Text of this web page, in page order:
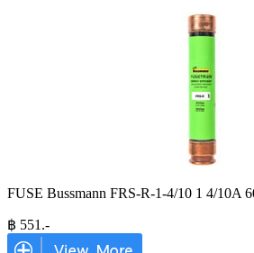
FUSE Bussmann FRS-R-1-4/10 1 4/10A
฿ 551 .-